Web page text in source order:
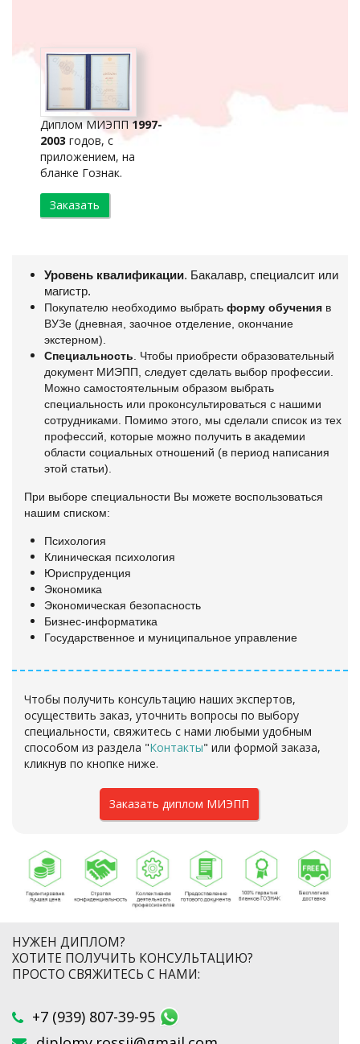
Диплом МИЭПП1997-
2003 годов, с
приложением, на
бланке Гознак.
Заказать
Уровень квалификации. Бакалавр, специалсит или
магистр.
Покупателю необходимо выбрать форму обучения в
ВУЗе (дневная, заочное отделение, окончание
экстерном).
Специальность . Чтобы приобрести образовательный
документ МИЭПП, следует сделать выбор профессии.
Можно самостоятельным образом выбрать
специальность или проконсультироваться с нашими
сотрудниками. Помимо этого, мы сделали список из тех
профессий, которые можно получить в академии
области социальных отношений (в период написания
этой статьи).
При выборе специальности Вы можете воспользоваться
нашим списком:
Психология
Клиническая психология
Юриспруденция
Экономика
Экономическая безопасность
Бизнес-информатика
Государственное и муниципальное управление
Чтобы получить консультацию наших экспертов,
осуществить заказ, уточнить вопросы по выбору
специальности, свяжитесь с нами любыми удобным
способом из раздела "Контакты" или формой заказа,
кликнув по кнопке ниже.
Заказать диплом МИЭПП
НУЖЕН ДИПЛОМ?
ХОТИТЕ ПОЛУЧИТЬ КОНСУЛЬТАЦИЮ?
ПРОСТО СВЯЖИТЕСЬ С НАМИ:
+7 (939) 807-39-95